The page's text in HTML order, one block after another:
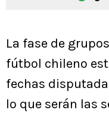
La fase de
fútbol chileno
fechas
lo que serán las